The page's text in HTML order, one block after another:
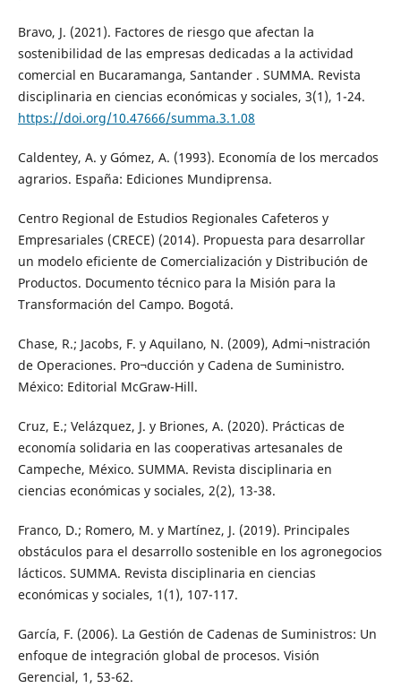
Bravo, J. (2021). Factores de riesgo que afectan la
sostenibilidad de las empresas dedicadas a la actividad
comercial en Bucaramanga, Santander . SUMMA. Revista
disciplinaria en ciencias económicas y sociales, 3(1), 1-24.
https://doi.org/10.47666/summa.3.1.08
Caldentey, A. y Gómez, A. (1993). Economía de los mercados
agrarios. España: Ediciones Mundiprensa.
Centro Regional de Estudios Regionales Cafeteros y
Empresariales (CRECE) (2014). Propuesta para desarrollar
un modelo eficiente de Comercialización y Distribución de
Productos. Documento técnico para la Misión para la
Transformación del Campo. Bogotá.
Chase, R.; Jacobs, F. y Aquilano, N. (2009), Admi¬nistración
de Operaciones. Pro¬ducción y Cadena de Suministro.
México: Editorial McGraw-Hill.
Cruz, E.; Velázquez, J. y Briones, A. (2020). Prácticas de
economía solidaria en las cooperativas artesanales de
Campeche, México. SUMMA. Revista disciplinaria en
ciencias económicas y sociales, 2(2), 13-38.
Franco, D.; Romero, M. y Martínez, J. (2019). Principales
obstáculos para el desarrollo sostenible en los agronegocios
lácticos. SUMMA. Revista disciplinaria en ciencias
económicas y sociales, 1(1), 107-117.
García, F. (2006). La Gestión de Cadenas de Suministros: Un
enfoque de integración global de procesos. Visión
Gerencial, 1, 53-62.